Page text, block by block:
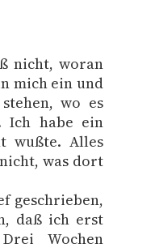
nicht, woran
mich ein und
wo es
Ich habe ein
wußte. Alles
was dort
geschrieben,
daß ich erst
Wochen